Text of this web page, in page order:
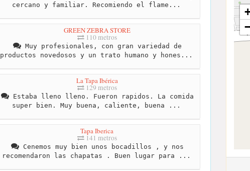
cercano y familiar. Recomiendo el flame...
GREEN ZEBRA STORE
110 metros
Muy profesionales, con gran variedad de
productos novedosos y un trato humano y hones...
La Tapa Ibérica
129 metros
Estaba lleno lleno. Fueron rapidos. La comida
super bien. Muy buena, caliente, buena ...
Tapa Iberica
141 metros
Cenemos muy bien unos bocadillos , y nos
recomendaron las chapatas . Buen lugar para ...